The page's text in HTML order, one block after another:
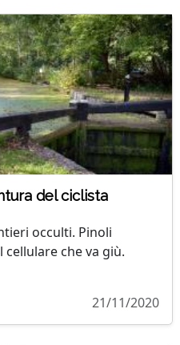
del ciclista
occulti. Pinoli
che va giù.
21/11/2020